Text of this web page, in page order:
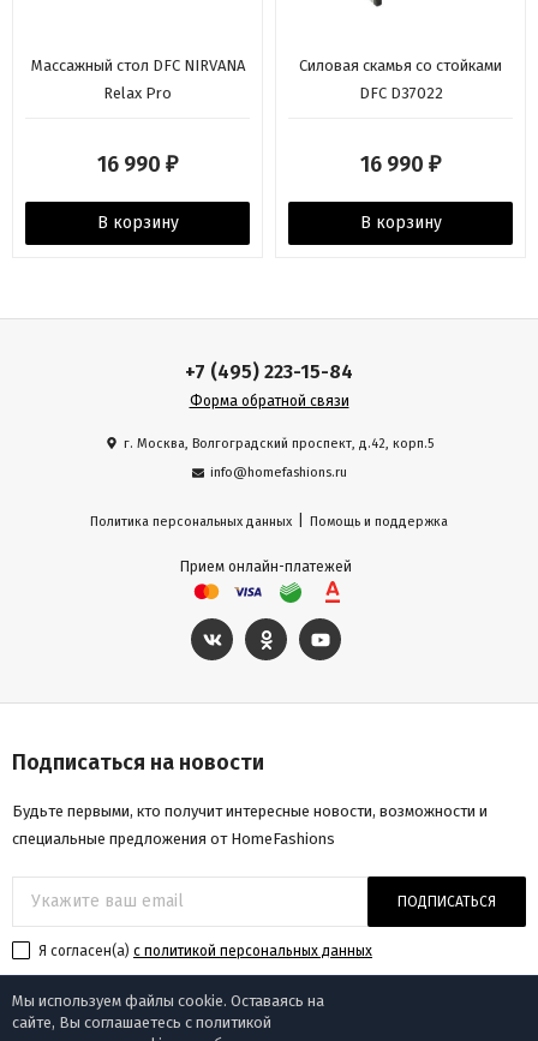
Массажный стол DFC NIRVANA
Relax Pro
16 990 ₽
В корзину
Силовая скамья со стойками
DFC D37022
16 990 ₽
В корзину
+7 (495) 223-15-84
Форма обратной связи
г. Москва, Волгоградский проспект, д.42, корп.5
info@homefashions.ru
Политика персональных данных Помощь и поддержка
Прием онлайн-платежей
Подписаться на новости
Будьте первыми, кто получит интересные новости, возможности и
специальные предложения от HomeFashions
ПОДПИСАТЬСЯ
Я согласен(a) с политикой персональных данных
Мы используем файлы cookie. Оставаясь на
сайте, Вы соглашаетесь с политикой